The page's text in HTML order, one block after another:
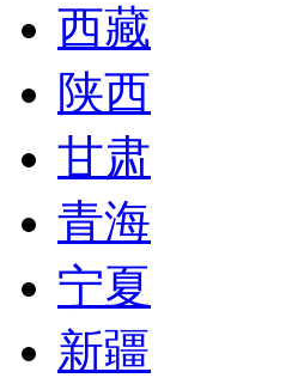
西藏
陕西
甘肃
青海
宁夏
新疆